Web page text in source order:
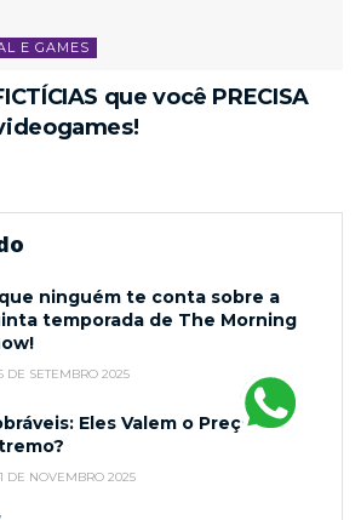
E GAMES
que você PRECISA
ninguém te conta sobre a
temporada de The Morning
DE SETEMBRO 2025
Eles Valem o Preço
DE NOVEMBRO 2025